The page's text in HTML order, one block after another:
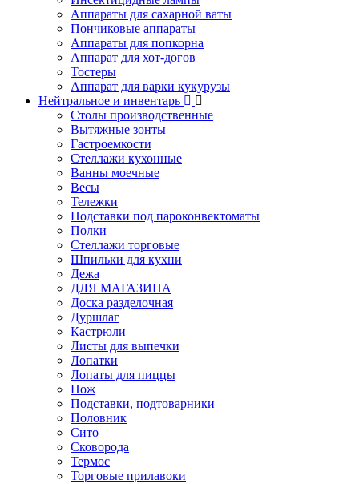
Аппараты для сахарной ваты
Пончиковые аппараты
Аппараты для попкорна
Аппарат для хот-догов
Тостеры
Аппарат для варки кукурузы
Нейтральное и инвентарь
Столы производственные
Вытяжные зонты
Гастроемкости
Стеллажи кухонные
Ванны моечные
Весы
Тележки
Подставки под пароконвектоматы
Полки
Стеллажи торговые
Шпильки для кухни
Дежа
ДЛЯ МАГАЗИНА
Доска разделочная
Дуршлаг
Кастрюли
Листы для выпечки
Лопатки
Лопаты для пиццы
Нож
Подставки, подтоварники
Половник
Сито
Сковорода
Термос
Торговые прилавоки